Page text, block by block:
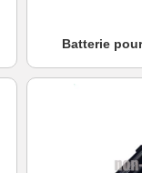
Batterie